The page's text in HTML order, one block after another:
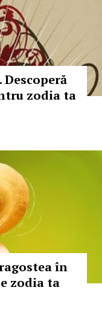
zodia ta
în
zodia ta